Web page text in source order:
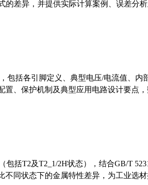
的差异，并提供实际计算案例、误差分
包括各引脚定义、典型电压/电流值、内
置、保护机制及典型应用电路设计要点
括T2及T2_1/2H状态），结合GB/T
同状态下的金属特性差异，为工业选材